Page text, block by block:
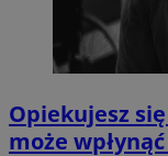
Opiekujesz
może